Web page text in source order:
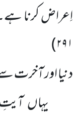
اِعراض کرنا
۲۹۱)
دنیا اور آخرت
یہاں